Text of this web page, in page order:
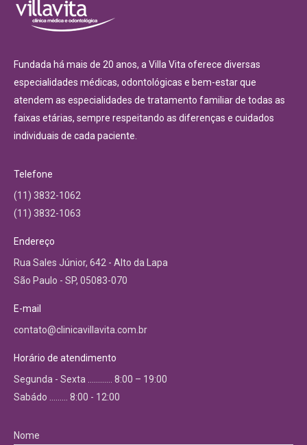
Fundada há mais de 20 anos, a Villa Vita oferece diversas
especialidades médicas, odontológicas e bem-estar que
atendem as especialidades de tratamento familiar de todas as
faixas etárias, sempre respeitando as diferenças e cuidados
individuais de cada paciente.
Telefone
(11) 3832-1062
(11) 3832-1063
Endereço
Rua Sales Júnior, 642 - Alto da Lapa
São Paulo - SP, 05083-070
E-mail
contato@clinicavillavita.com.br
Horário de atendimento
Segunda - Sexta ………… 8:00 – 19:00
Sabádo ……… 8:00 - 12:00
Nome